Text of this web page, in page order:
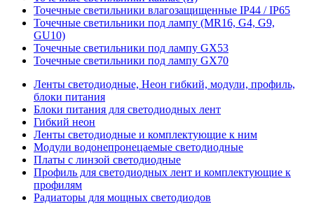
Точечные светильники влагозащищенные IP44 / IP65
Точечные светильники под лампу (MR16, G4, G9,
GU10)
Точечные светильники под лампу GX53
Точечные светильники под лампу GX70
Ленты светодиодные, Неон гибкий, модули, профиль,
блоки питания
Блоки питания для светодиодных лент
Гибкий неон
Ленты светодиодные и комплектующие к ним
Модули водонепронецаемые светодиодные
Платы с линзой светодиодные
Профиль для светодиодных лент и комплектующие к
профилям
Радиаторы для мощных светодиодов